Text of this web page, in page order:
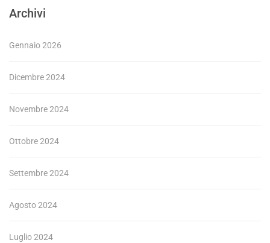
Archivi
Gennaio 2026
Dicembre 2024
Novembre 2024
Ottobre 2024
Settembre 2024
Agosto 2024
Luglio 2024